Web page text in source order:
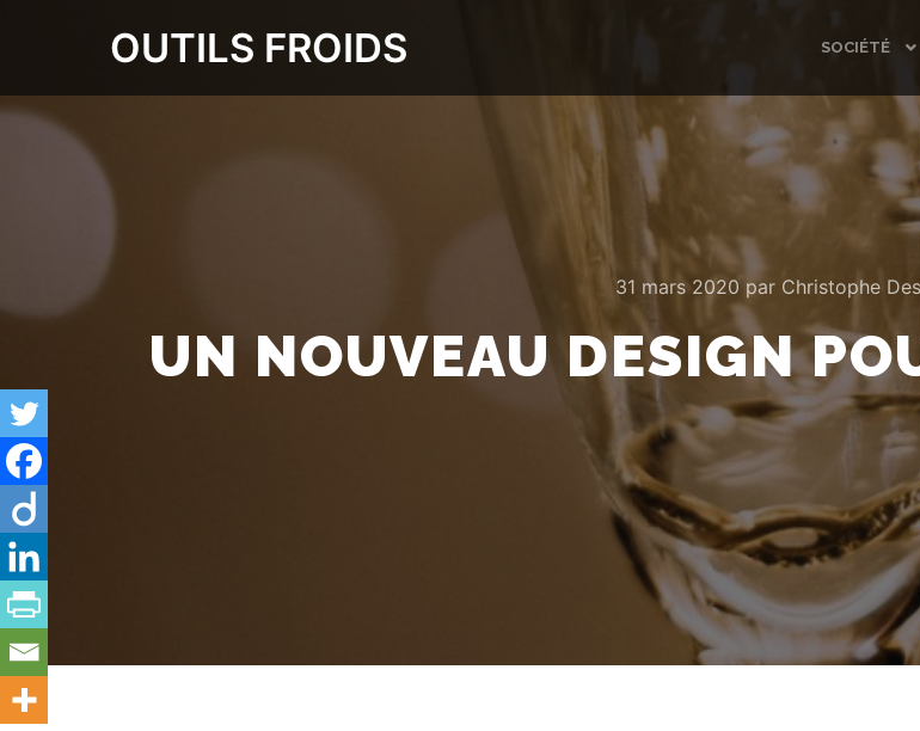
OUTILS FROIDS SOCIÉTÉ
31 mars 2020 par Christophe
UN NOUVEAU DESIGN